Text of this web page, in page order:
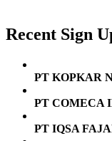
Recent Sign
PT KOPKAR
PT COMECA
PT IQSA